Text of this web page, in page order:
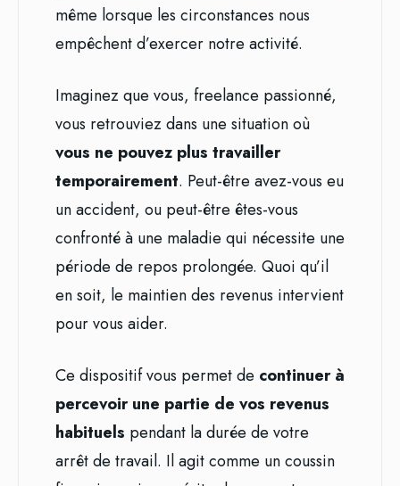
même lorsque les circonstances nous
empêchent d’exercer notre activité.
Imaginez que vous, freelance passionné,
vous retrouviez dans une situation où
vous ne pouvez plus travailler
temporairement. Peut-être avez-vous eu
un accident, ou peut-être êtes-vous
confronté à une maladie qui nécessite une
période de repos prolongée. Quoi qu’il
en soit, le maintien des revenus intervient
pour vous aider.
Ce dispositif vous permet de continuer à
percevoir une partie de vos revenus
habituels pendant la durée de votre
arrêt de travail. Il agit comme un coussin